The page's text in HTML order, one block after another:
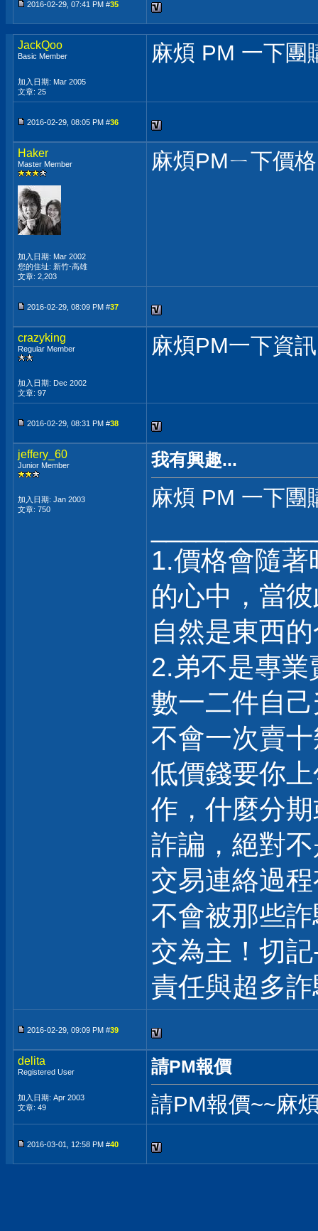
2016-02-29, 07:41 PM #35
JackQoo
Basic Member
加入日期: Mar 2005
文章: 25
麻煩 PM 一下團
2016-02-29, 08:05 PM #36
Haker
Master Member
加入日期: Mar 2002
您的住址: 新竹-高雄
文章: 2,203
麻煩PMㄧ下價
2016-02-29, 08:09 PM #37
crazyking
Regular Member
加入日期: Dec 2002
文章: 97
麻煩PM一下資
2016-02-29, 08:31 PM #38
jeffery_60
Junior Member
加入日期: Jan 2003
文章: 750
我有興趣...
麻煩 PM 一下團
1.價格會隨
的心中，當
自然是東西
2.弟不是專
數一二件自
不會一次賣
低價錢要你
作，什麼分
詐諞，絕對
交易連絡過
不會被那些
交為主！切
責任與超多
2016-02-29, 09:09 PM #39
delita
Registered User
加入日期: Apr 2003
文章: 49
請PM報價
請PM報價~~麻
2016-03-01, 12:58 PM #40